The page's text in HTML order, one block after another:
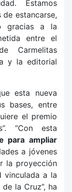
Estamos
estancarse,
gracias a la
entre el
Carmelitas
y la editorial
esta nueva
bases, entre
el premio
“Con esta
para ampliar
a jóvenes
la proyección
vinculada a la
la Cruz”, ha